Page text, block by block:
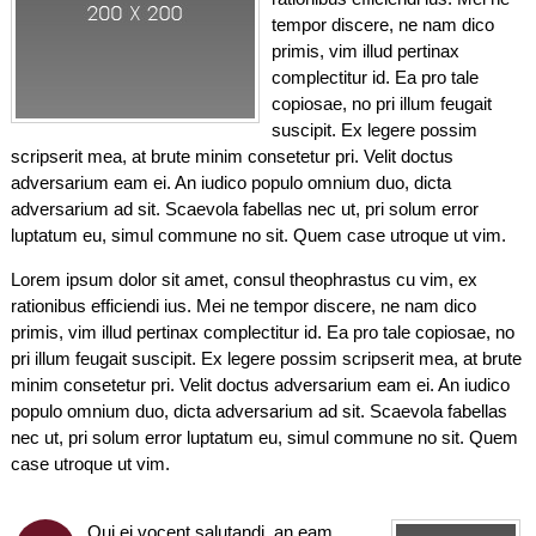
tempor discere, ne nam dico
primis, vim illud pertinax
complectitur id. Ea pro tale
copiosae, no pri illum feugait
suscipit. Ex legere possim
scripserit mea, at brute minim consetetur pri. Velit doctus
adversarium eam ei. An iudico populo omnium duo, dicta
adversarium ad sit. Scaevola fabellas nec ut, pri solum error
luptatum eu, simul commune no sit. Quem case utroque ut vim.
Lorem ipsum dolor sit amet, consul theophrastus cu vim, ex
rationibus efficiendi ius. Mei ne tempor discere, ne nam dico
primis, vim illud pertinax complectitur id. Ea pro tale copiosae, no
pri illum feugait suscipit. Ex legere possim scripserit mea, at brute
minim consetetur pri. Velit doctus adversarium eam ei. An iudico
populo omnium duo, dicta adversarium ad sit. Scaevola fabellas
nec ut, pri solum error luptatum eu, simul commune no sit. Quem
case utroque ut vim.
Qui ei vocent salutandi, an eam